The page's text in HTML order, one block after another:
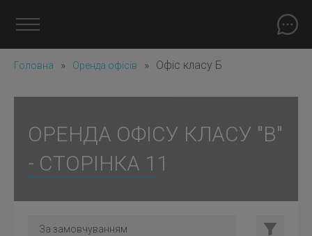
Головна » Оренда офісів » Офіс класу Б
ОРЕНДА ОФІСУ КЛАСУ "B"
- СТОРІНКА 11